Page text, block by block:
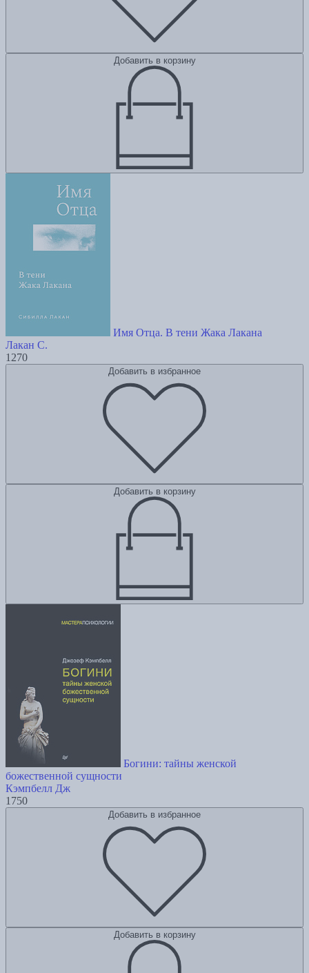
Добавить в корзину
Имя Отца. В тени Жака Лакана
Лакан С.
1270
Добавить в избранное
Добавить в корзину
Богини: тайны женской
божественной сущности
Кэмпбелл Дж
1750
Добавить в избранное
Добавить в корзину